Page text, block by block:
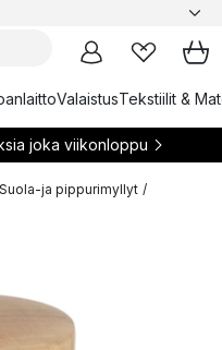
ValaistusTekstiilit &
joka viikonloppu
Suola-ja pippurimyllyt /